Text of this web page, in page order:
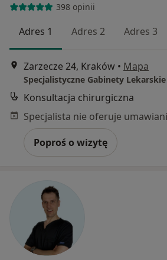
398 opinii
Adres 1 Adres 2 Adres 3
Zarzecze 24, Kraków • Mapa
Specjalistyczne Gabinety
Konsultacja chirurgiczna
Poproś o wizytę